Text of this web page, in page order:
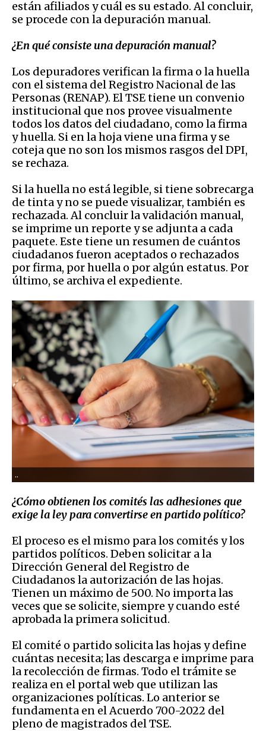
están afiliados y cuál es su estado. Al concluir,
se procede con la depuración manual.
¿En qué consiste una depuración manual?
Los depuradores verifican la firma o la huella
con el sistema del Registro Nacional de las
Personas (RENAP). El TSE tiene un convenio
institucional que nos provee visualmente
todos los datos del ciudadano, como la firma
y huella. Si en la hoja viene una firma y se
coteja que no son los mismos rasgos del DPI,
se rechaza.
Si la huella no está legible, si tiene sobrecarga
de tinta y no se puede visualizar, también es
rechazada. Al concluir la validación manual,
se imprime un reporte y se adjunta a cada
paquete. Este tiene un resumen de cuántos
ciudadanos fueron aceptados o rechazados
por firma, por huella o por algún estatus. Por
último, se archiva el expediente.
..
¿Cómo obtienen los comités las adhesiones que
exige la ley para convertirse en partido político?
El proceso es el mismo paralos comités y los
partidos políticos. Deben solicitar a la
Dirección General del Registro de
Ciudadanos la autorización de las hojas.
Tienen un máximo de 500. No importa las
veces que se solicite, siempre y cuando esté
aprobada la primera solicitud.
El comité o partido solicita las hojas y define
cuántas necesita; las descarga e imprime para
la recolección de firmas. Todo el trámite se
realiza en el portal web que utilizan las
organizaciones políticas. Lo anterior se
fundamenta en el Acuerdo 700-2022 del
pleno de magistrados del TSE.